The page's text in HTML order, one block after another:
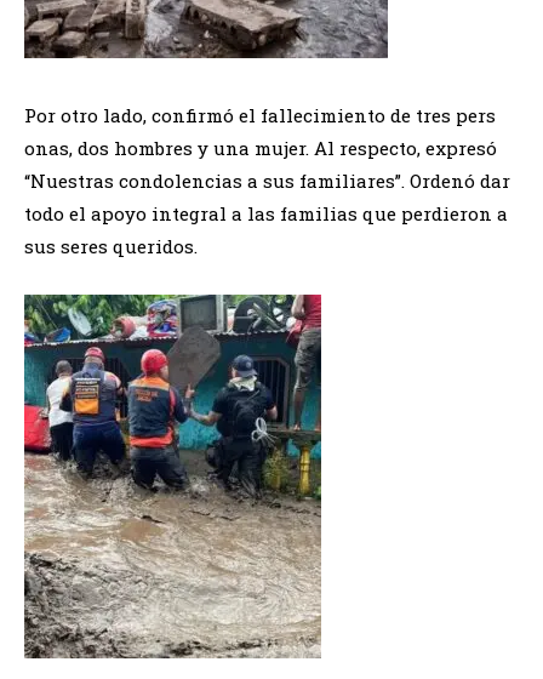
Por otro lado, confirmó el fallecimiento de tres pers
onas, dos hombres y una mujer. Al respecto, expresó
“Nuestras condolencias a sus familiares”. Ordenó dar
todo el apoyo integral a las familias que perdieron a
sus seres queridos.